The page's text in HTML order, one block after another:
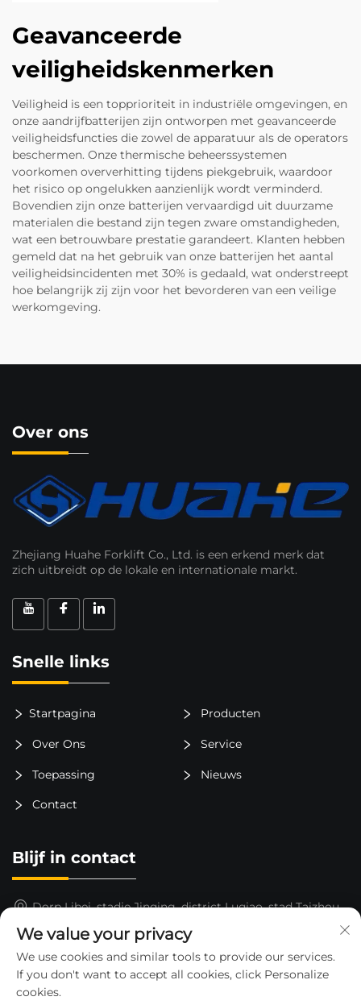
Geavanceerde
veiligheidskenmerken
Veiligheid is een topprioriteit in industriële omgevingen, en
onze aandrijfbatterijen zijn ontworpen met geavanceerde
veiligheidsfuncties die zowel de apparatuur als de operators
beschermen. Onze thermische beheerssystemen
voorkomen oververhitting tijdens piekgebruik, waardoor
het risico op ongelukken aanzienlijk wordt verminderd.
Bovendien zijn onze batterijen vervaardigd uit duurzame
materialen die bestand zijn tegen zware omstandigheden,
wat een betrouwbare prestatie garandeert. Klanten hebben
gemeld dat na het gebruik van onze batterijen het aantal
veiligheidsincidenten met 30% is gedaald, wat onderstreept
hoe belangrijk zij zijn voor het bevorderen van een veilige
werkomgeving.
Over ons
Zhejiang Huahe Forklift Co., Ltd. is een erkend merk dat
zich uitbreidt op de lokale en internationale markt.
Snelle links
Startpagina Producten
Over Ons Service
Toepassing Nieuws
Contact
Blijf in contact
Dorp Libei, stadje Jinqing, district Luqiao, stad Taizhou,
15325652000
[email protected]
We value your privacy
We use cookies and similar tools to provide our services.
If you don't want to accept all cookies, click Personalize
cookies.